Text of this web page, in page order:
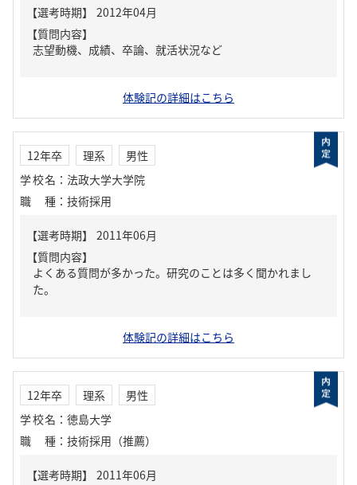
【質問内容】
志望動機、成績、卒論、就活状況など
体験記の詳細はこちら
12年卒 理系
男性
学校名 ： 法政大学大学院
職種 ： 技術採用
【質問内容】
よくある質問が多かった。研究のことは多く聞かれまし
た。
体験記の詳細はこちら
12年卒 理系
男性
学校名 ： 徳島大学
職種 ： 技術採用（推薦）